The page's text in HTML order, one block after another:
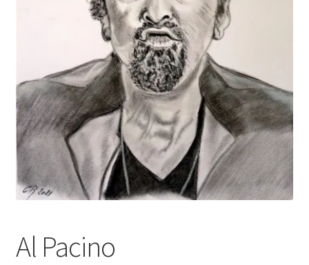
WPMS HTML Sitemap
Al Pacino